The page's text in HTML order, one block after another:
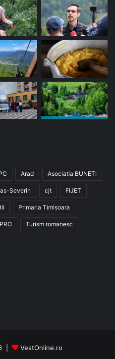
Arad Asociatia BUNETI
Severin cjt FIJET
Primaria Timisoara
Turism romanesc
| VestOnline.ro